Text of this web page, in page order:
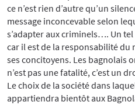
ce n’est rien d’autre qu’un
message inconcevable selon
s’adapter aux criminels…. Un
car il est de la responsabilité du
ses concitoyens. Les bagnolais
n’est pas une fatalité, c’est un
Le choix de la société dans
appartiendra bientôt aux